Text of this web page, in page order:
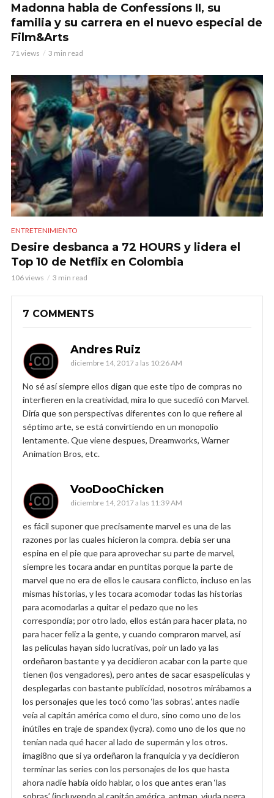
Madonna habla de Confessions II, su
familia y su carrera en el nuevo especial de
Film&Arts
71 views 3 min read
ENTRETENIMIENTO
Desire desbanca a 72 HOURS y lidera el
Top 10 de Netflix en Colombia
106 views 3 min read
7 COMMENTS
Andres Ruiz
diciembre 14, 2017 a las 10:26 AM
No sé así siempre ellos digan que este tipo de compras no
interfieren en la creatividad, mira lo que sucedió con Marvel.
Diría que son perspectivas diferentes con lo que refiere al
séptimo arte, se está convirtiendo en un monopolio
lentamente. Que viene despues, Dreamworks, Warner
Animation Bros, etc.
VooDooChicken
diciembre 14, 2017 a las 11:39 AM
es fácil suponer que precisamente marvel es una de las
razones por las cuales hicieron la compra. debía ser una
espina en el pie que para aprovechar su parte de marvel,
siempre les tocara andar en puntitas porque la parte de
marvel que no era de ellos le causara conflicto, incluso en las
mismas historias, y les tocara acomodar todas las historias
para acomodarlas a quitar el pedazo que no les
correspondía; por otro lado, ellos están para hacer plata, no
para hacer feliz a la gente, y cuando compraron marvel, así
las películas hayan sido lucrativas, poir un lado ya las
ordeñaron bastante y ya decidieron acabar con la parte que
tienen (los vengadores), pero antes de sacar esaspelículas y
desplegarlas con bastante publicidad, nosotros mirábamos a
los personajes que les tocó como ‘las sobras’. antes nadie
veía al capitán américa como el duro, sino como uno de los
inútiles en traje de spandex (lycra). como uno de los que no
tenían nada qué hacer al lado de supermán y los otros.
imagi8no que si ya ordeñaron la franquicia y ya decidieron
terminar las series con los personajes de los que hasta
ahora nadie había oído hablar, o los que antes eran ‘las
sobras’ (incluyendo al capitán américa, antman, viuda negra